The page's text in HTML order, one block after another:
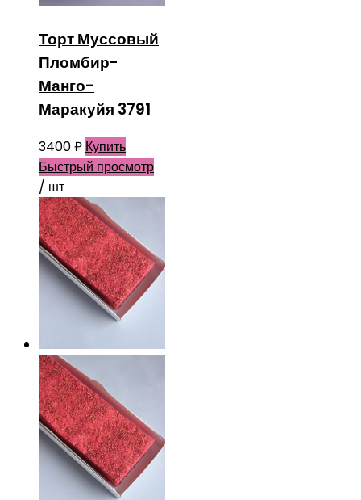
Торт Муссовый
Пломбир-
Манго-
Маракуйя 3791
3400₽ Купить
Быстрый просмотр
/ шт